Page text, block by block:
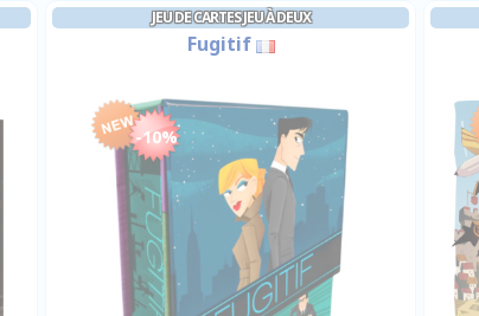
JEU DE CARTES JEU À DEUX
Fugitif
-10%